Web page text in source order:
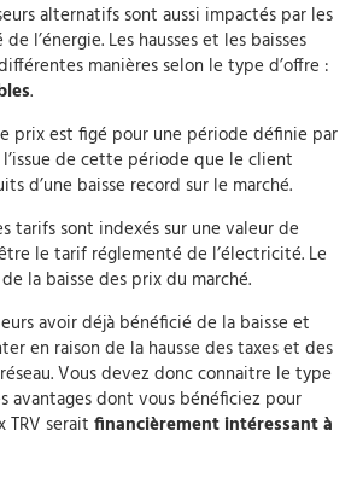
alternatifs sont aussi impactés par les
l’énergie. Les hausses et les baisses
manières selon le type d’offre :
.
prix est figé pour une période définie par
l’issue de cette période que le client
d’une baisse record sur le marché.
tarifs sont indexés sur une valeur de
le tarif réglementé de l’électricité. Le
la baisse des prix du marché.
avoir déjà bénéficié de la baisse et
en raison de la hausse des taxes et des
Vous devez donc connaitre le type
avantages dont vous bénéficiez pour
TRV serait financièrement intéressant à